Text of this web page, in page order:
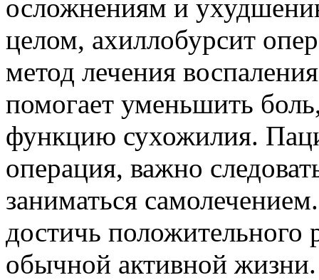
осложнениям и
целом, ахиллобурсит
метод лечения
помогает уменьшить
функцию сухожилия.
операция, важно
заниматься
достичь положительного
обычной активной жизни.